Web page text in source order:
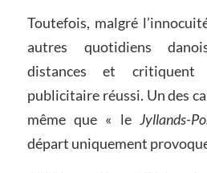
Toutefois, malgré
autres quotidiens
distances et critiquent
publicitaire réussi. Un des
même que « leJyllands-
départ uniquement